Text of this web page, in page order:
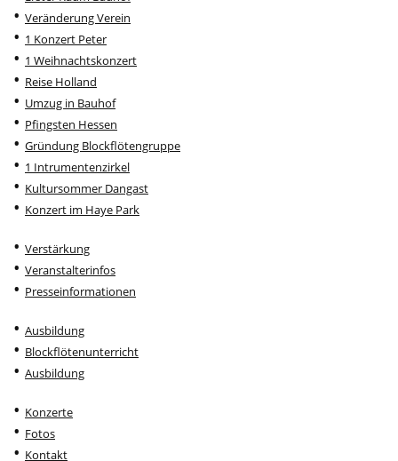
Veränderung Verein
1 Konzert Peter
1 Weihnachtskonzert
Reise Holland
Umzug in Bauhof
Pfingsten Hessen
Gründung Blockflötengruppe
1 Intrumentenzirkel
Kultursommer Dangast
Konzert im Haye Park
Verstärkung
Veranstalterinfos
Presseinformationen
Ausbildung
Blockflötenunterricht
Ausbildung
Konzerte
Fotos
Kontakt